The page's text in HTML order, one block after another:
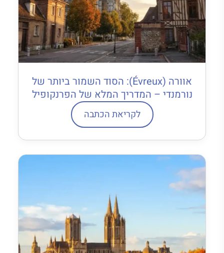
אוורה (Évreux): הסוד השמור ביותר של
נורמנדי – המדריך המלא של הפרנקופיל
לקריאת הכתבה